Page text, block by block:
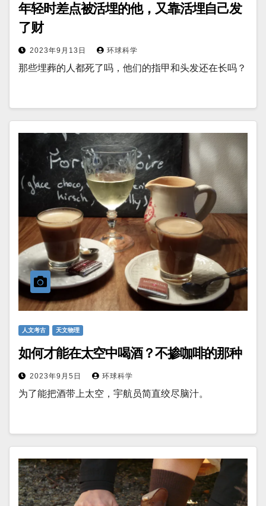
年轻时差点被活埋的他，又靠活埋自己发
了财
2023年9月13日 环球科学
那些埋葬的人都死了吗，他们的指甲和头发还在长吗？
人文考古 天文物理
如何才能在太空中喝酒？不掺咖啡的那种
2023年9月5日 环球科学
为了能把酒带上太空，宇航员简直绞尽脑汁。